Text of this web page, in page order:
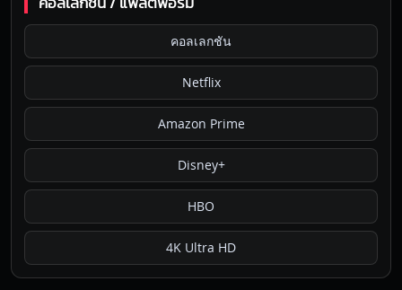
คอลเลกชัน / แพลตฟอร์ม
คอลเลกชัน
Netflix
Amazon Prime
Disney+
HBO
4K Ultra HD